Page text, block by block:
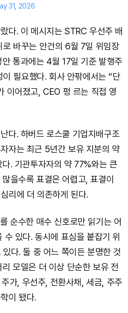
31, 2026
다. 이 메시지는 STRC 우선주 배
바꾸는 안건의 6월 7일 위임장
통과에는 4월 17일 기준 발행주
필요했다. 회사 안팎에서는 “단
이어졌고, CEO 펑 르는 직접 영
다. 하버드 로스쿨 기업지배구조
자는 최근 5년간 보유 지분의 약
. 기관투자자의 약 77%와는 큰
을수록 표결은 어렵고, 표결이
리에 더 의존하게 된다.
순수한 매수 신호로만 읽기는 어
있다. 동시에 표심을 붙잡기 위
다. 둘 중 어느 쪽이든 분명한 것
모델은 더 이상 단순한 보유 전
가, 우선주, 전환사채, 세금, 주주
이 됐다.